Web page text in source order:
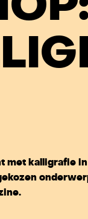
kalligrafie